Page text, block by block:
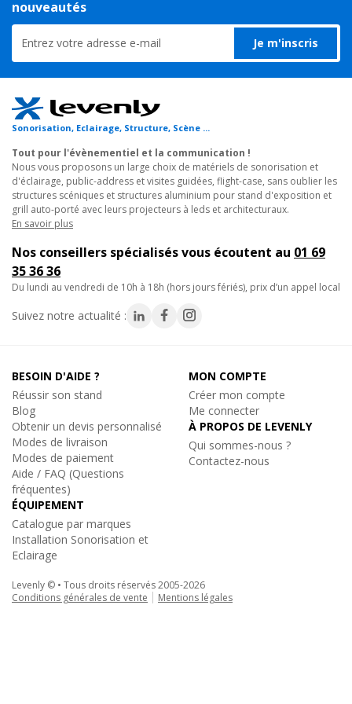
- Angle de couverture 120° pour large diffusion.
Caractéristiques techniques :
- Matière : HIPS
- Coloris : blanc
- Pression acoustique : 88dB / 1W / 1m
- Bande passante : 90Hz – 15000Hz
- Angle couvert : 120°
- Puissance 8Ω : 30W RMS
- Puissance ligne 100V : 15 / 10 / 5 / 2,5W RMS
- Impédance 100V : 666Ω / 1 / 2 / 4kΩ
- Branchement : bornes PTT
- Dimensions (L x P x H) : 130 x 115 x 197mm
nouveautés
Je m'inscris
Sonorisation, Eclairage, Structure, Scène ...
Tout pour l'évènementiel et la communication !
Nous vous proposons un large choix de matériels de sonorisation et
d'éclairage, public-address et visites guidées, flight-case, sans oublier les
structures scéniques et structures aluminium pour stand d'exposition et
grill auto-porté avec leurs projecteurs à leds et architecturaux.
En savoir plus
Nos conseillers spécialisés vous écoutent au 01 69
35 36 36
du lundi au vendredi de 10h à 18h (hors jours fériés), prix d’un appel local
Suivez notre actualité :
BESOIN D'AIDE ?
Réussir son stand
Blog
Obtenir un devis personnalisé
Modes de livraison
Modes de paiement
Aide / FAQ (Questions
fréquentes)
ÉQUIPEMENT
Catalogue par marques
Installation Sonorisation et
Eclairage
MON COMPTE
Créer mon compte
Me connecter
À PROPOS DE LEVENLY
Qui sommes-nous ?
Contactez-nous
Levenly © • Tous droits réservés 2005-2026
Conditions générales de vente
Mentions légales